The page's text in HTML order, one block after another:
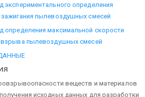
определения
пылевоздушных смесей
определения максимальной скорости
взрыва пылевоздушных смесей
веществ и материалов
исходных данных для разработки